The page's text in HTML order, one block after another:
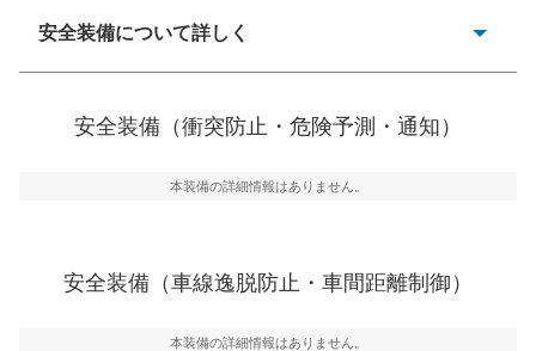
安全装備について詳しく
ーキアシスト、ABSなどが装備されています。
車線逸脱防止
車線のはみだしやふらつきを防止するためにレーンキー
安全装備（衝突防止・危険予測・通知）
本装備の詳細情報はありません。
安全装備（車線逸脱防止・車間距離制御）
本装備の詳細情報はありません。